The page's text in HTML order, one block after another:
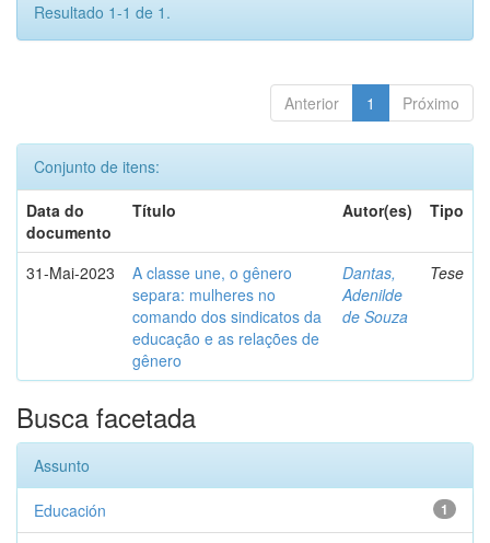
Resultado 1-1 de 1.
Anterior 1 Próximo
Conjunto de itens:
Data do
documento
Título Autor(es) Tipo
31-Mai-2023
A classe une, o gênero
separa: mulheres no
comando dos sindicatos da
educação e as relações de
gênero
Dantas,
Adenilde
de Souza
Tese
Busca facetada
Assunto
1
Educación